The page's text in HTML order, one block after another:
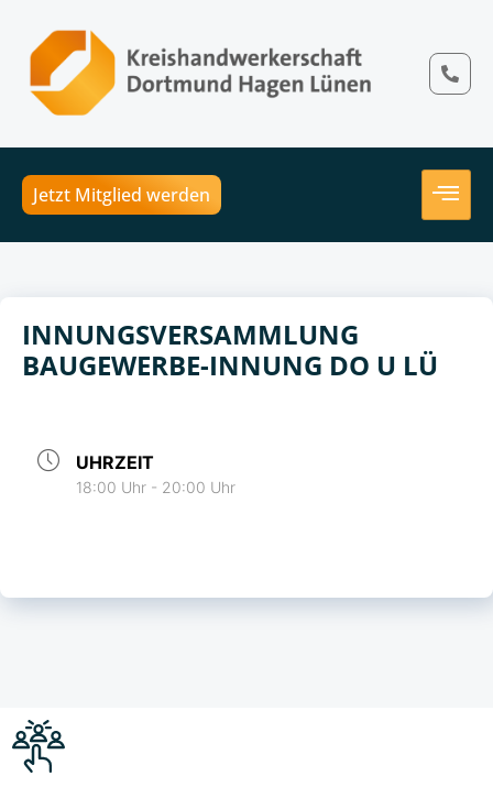
Jetzt Mitglied werden
INNUNGSVERSAMMLUNG
BAUGEWERBE-INNUNG DO U LÜ
UHRZEIT
18:00 Uhr - 20:00 Uhr